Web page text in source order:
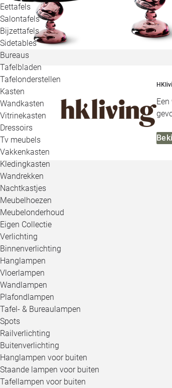
Eettafels
Salontafels
Bijzettafels
Sidetables
Bureaus
Tafelbladen
Tafelonderstellen
Kasten
Wandkasten
Vitrinekasten
Dressoirs
Tv meubels
Vakkenkasten
Kledingkasten
Wandrekken
Nachtkastjes
Meubelhoezen
Meubelonderhoud
Eigen Collectie
Verlichting
Binnenverlichting
Hanglampen
Vloerlampen
Wandlampen
Plafondlampen
Tafel- & Bureaulampen
Spots
Railverlichting
Buitenverlichting
Hanglampen voor buiten
Staande lampen voor buiten
Tafellampen voor buiten